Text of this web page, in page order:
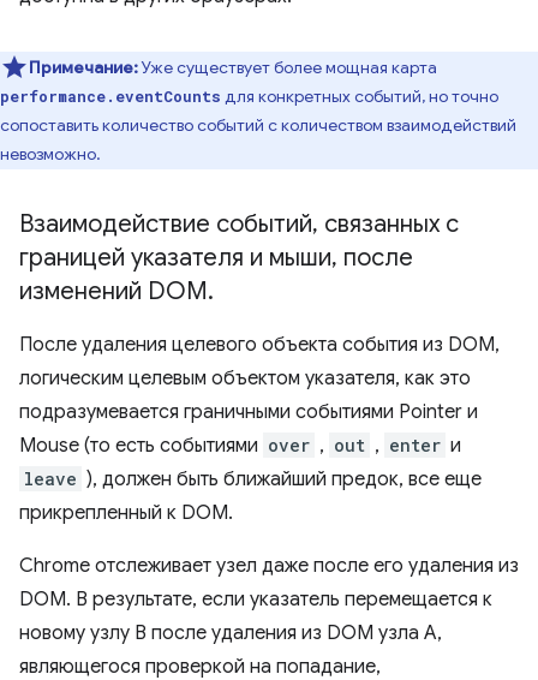
Примечание:Уже существует более мощная карта
performance.eventCounts для конкретных событий, но точно
сопоставить количество событий с количеством взаимодействий
невозможно.
Взаимодействие событий, связанных с
границей указателя и мыши, после
изменений DOM.
После удаления целевого объекта события из DOM,
логическим целевым объектом указателя, как это
подразумевается граничными событиями Pointer и
Mouse (то есть событиями over , out , enter и
leave ), должен быть ближайший предок, все еще
прикрепленный к DOM.
Chrome отслеживает узел даже после его удаления из
DOM. В результате, если указатель перемещается к
новому узлу B после удаления из DOM узла A,
являющегося проверкой на попадание,